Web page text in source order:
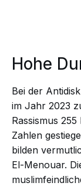
Hohe
Bei der
im Jahr 2023
Rassismus
Zahlen
bilden
El-Menouar.